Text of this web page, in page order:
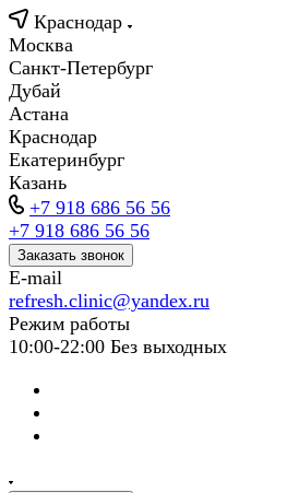
Краснодар
Москва
Санкт-Петербург
Дубай
Астана
Краснодар
Екатеринбург
Казань
+7 918 686 56 56
+7 918 686 56 56
Заказать звонок
E-mail
refresh.clinic@yandex.ru
Режим работы
10:00-22:00 Без выходных